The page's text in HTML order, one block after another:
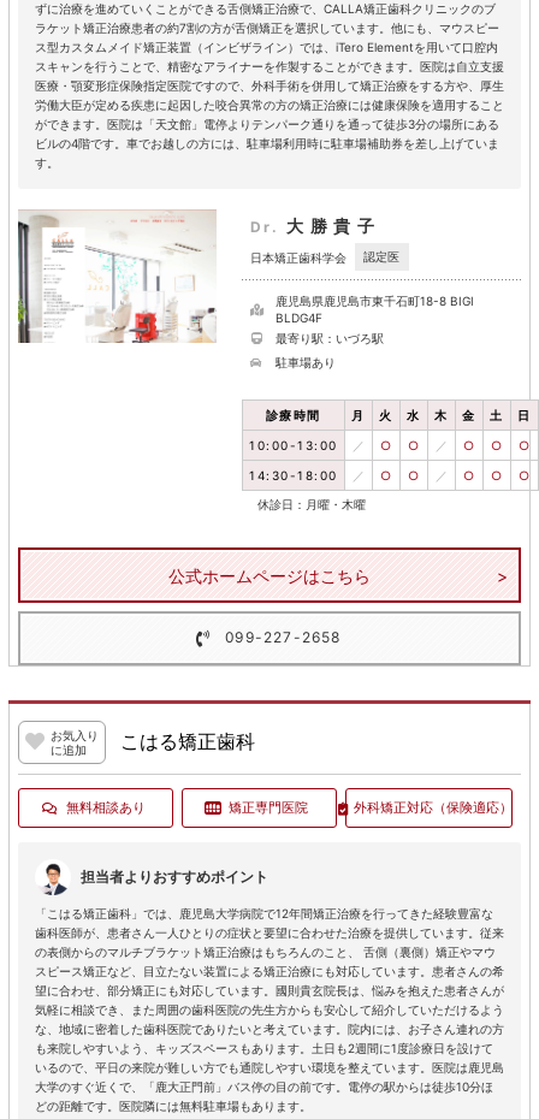
ずに治療を進めていくことができる舌側矯正治療で、CALLA矯正歯科クリニックのブ
ラケット矯正治療患者の約7割の方が舌側矯正を選択しています。他にも、マウスピー
ス型カスタムメイド矯正装置（インビザライン）では、iTero Elementを用いて口腔内
スキャンを行うことで、精密なアライナーを作製することができます。医院は自立支援
医療・顎変形症保険指定医院ですので、外科手術を併用して矯正治療をする方や、厚生
労働大臣が定める疾患に起因した咬合異常の方の矯正治療には健康保険を適用すること
ができます。医院は「天文館」電停よりテンパーク通りを通って徒歩3分の場所にある
ビルの4階です。車でお越しの方には、駐車場利用時に駐車場補助券を差し上げていま
す。
Dr. 大勝貴子
日本矯正歯科学会 認定医
鹿児島県鹿児島市東千石町18-8 BIGI
BLDG4F
最寄り駅：いづろ駅
駐車場あり
診療時間 月 火 水 木 金 土 日
10:00-13:00 ／ ○ ○ ／ ○ ○ ○
14:30-18:00 ／ ○ ○ ／ ○ ○ ○
休診日：月曜・木曜
公式ホームページはこちら
099-227-2658
お気入り
に追加
こはる矯正歯科
無料相談あり 矯正専門医院 外科矯正対応 （保険適応）
担当者よりおすすめポイント
「こはる矯正歯科」では、鹿児島大学病院で12年間矯正治療を行ってきた経験豊富な
歯科医師が、患者さん一人ひとりの症状と要望に合わせた治療を提供しています。従来
の表側からのマルチブラケット矯正治療はもちろんのこと、 舌側（裏側）矯正やマウ
スピース矯正など、目立たない装置による矯正治療にも対応しています。患者さんの希
望に合わせ、部分矯正にも対応しています。國則貴玄院長は、悩みを抱えた患者さんが
気軽に相談でき、また周囲の歯科医院の先生方からも安心して紹介していただけるよう
な、地域に密着した歯科医院でありたいと考えています。院内には、お子さん連れの方
も来院しやすいよう、キッズスペースもあります。土日も2週間に1度診療日を設けて
いるので、平日の来院が難しい方でも通院しやすい環境を整えています。医院は鹿児島
大学のすぐ近くで、「鹿大正門前」バス停の目の前です。電停の駅からは徒歩10分ほ
どの距離です。医院隣には無料駐車場もあります。